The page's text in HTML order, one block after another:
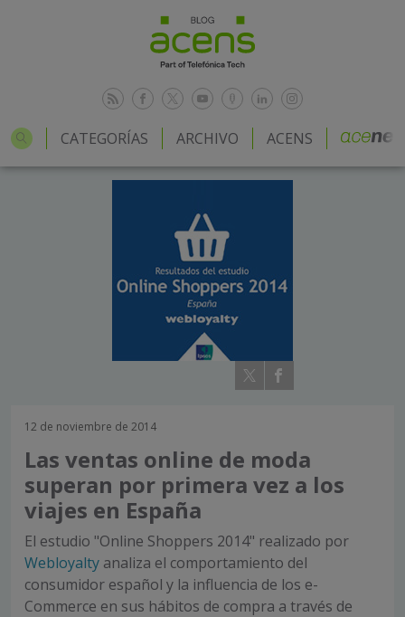
CATEGORÍAS ARCHIVO ACENS
12 de noviembre de 2014
Las ventas online de moda
superan por primera vez a los
viajes en España
El estudio "Online Shoppers 2014" realizado por
Webloyalty analiza el comportamiento del
consumidor español y la influencia de los e-
Commerce en sus hábitos de compra a través de